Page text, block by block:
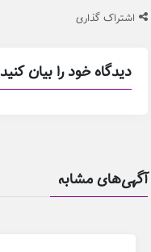
اشتراک گذاری
دیدگاه خود را بیان کنید
آگهی‌های مشابه